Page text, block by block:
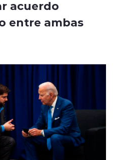
acuerdo
entre ambas